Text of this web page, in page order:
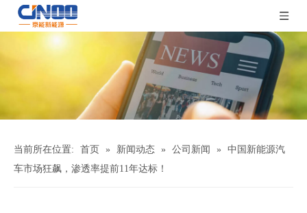
当前所在位置: 首页 » 新闻动态 » 公司新闻 »
中国新能源汽
车市场狂飙，渗透率提前11年达标！